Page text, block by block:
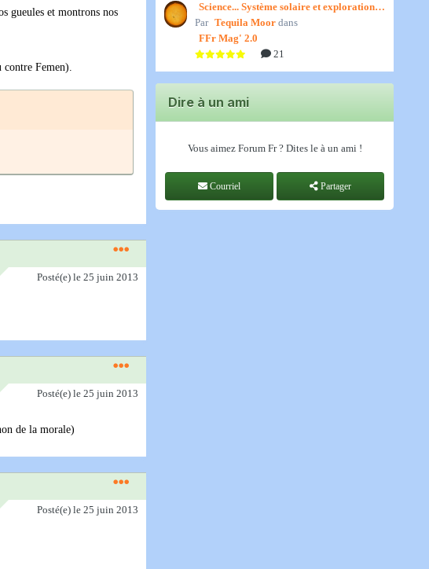
gueules et montrons nos
Femen).
Posté(e) le 25 juin 2013
Posté(e) le 25 juin 2013
de la morale)
Posté(e) le 25 juin 2013
Science... Système solaire et exploration
spatiale, par Jedino
Par Tequila Moor dans
FFr Mag' 2.0
21
Dire à un ami
Vous aimez Forum Fr ? Dites le à un ami !
Courriel Partager